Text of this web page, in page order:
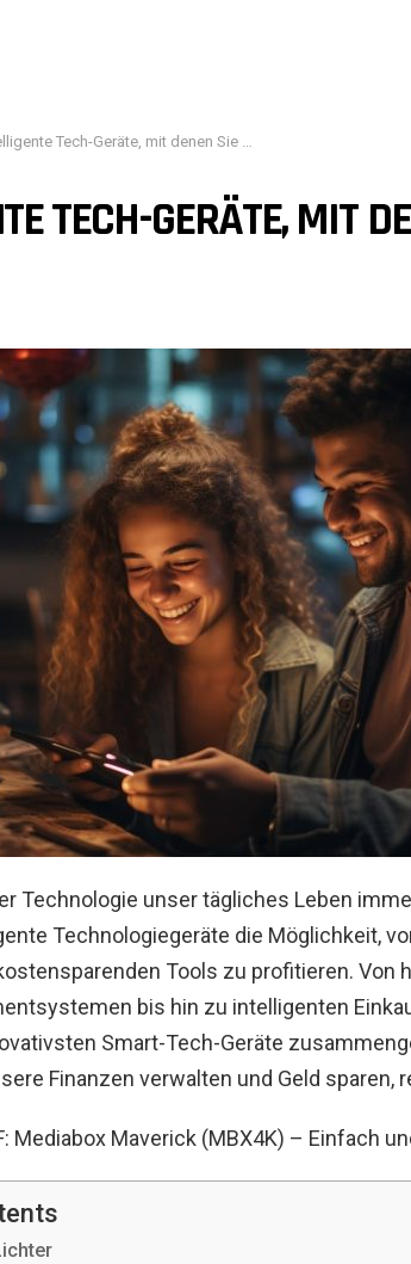
Tech-Geräte, mit denen Sie Geld sparen
TECH-GERÄTE, MIT
Technologie unser tägliches Leben
Technologiegeräte die Möglichkeit,
Tools zu profitieren. Von
bis hin zu intelligenten
Smart-Tech-Geräte
Finanzen verwalten und Geld sparen,
Mediabox Maverick (MBX4K) – Einfach